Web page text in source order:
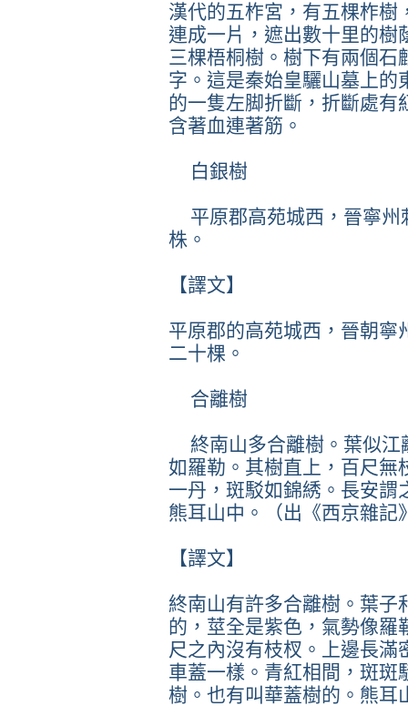
漢代的五柞宮，有五棵柞樹
連成一片，遮出數十里的樹
三棵梧桐樹。樹下有兩個石
字。這是秦始皇驪山墓上的
的一隻左脚折斷，折斷處有
含著血連著筋。
白銀樹
平原郡高苑城西，晉寧州
株。
【譯文】
平原郡的高苑城西，晉朝寧
二十棵。
合離樹
終南山多合離樹。葉似江
如羅勒。其樹直上，百尺無
一丹，斑駁如錦綉。長安謂
熊耳山中。（出《西京雜記
【譯文】
終南山有許多合離樹。葉子
的，莖全是紫色，氣勢像羅
尺之內沒有枝杈。上邊長滿
車蓋一樣。青紅相間，斑斑
樹。也有叫華蓋樹的。熊耳